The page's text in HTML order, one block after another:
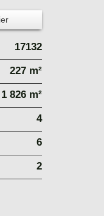
17132
227 m²
1 826 m²
4
6
2